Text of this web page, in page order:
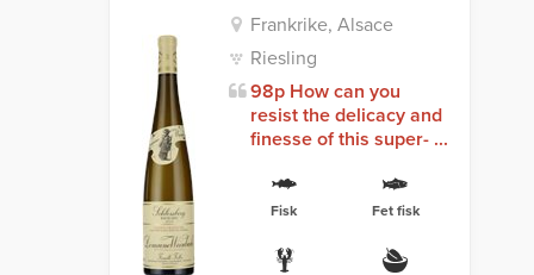
Frankrike, Alsace
Riesling
98p How can you
resist the delicacy and
finesse of this super- ...
Fisk Fet fisk